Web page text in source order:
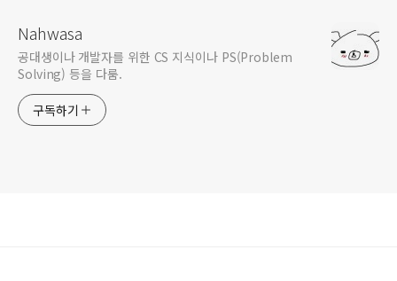
Nahwasa
공대생이나 개발자를 위한 CS 지식이나 PS(Problem
Solving) 등을 다룸.
구독하기